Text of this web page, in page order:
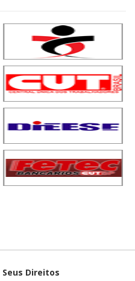
Seus Direitos